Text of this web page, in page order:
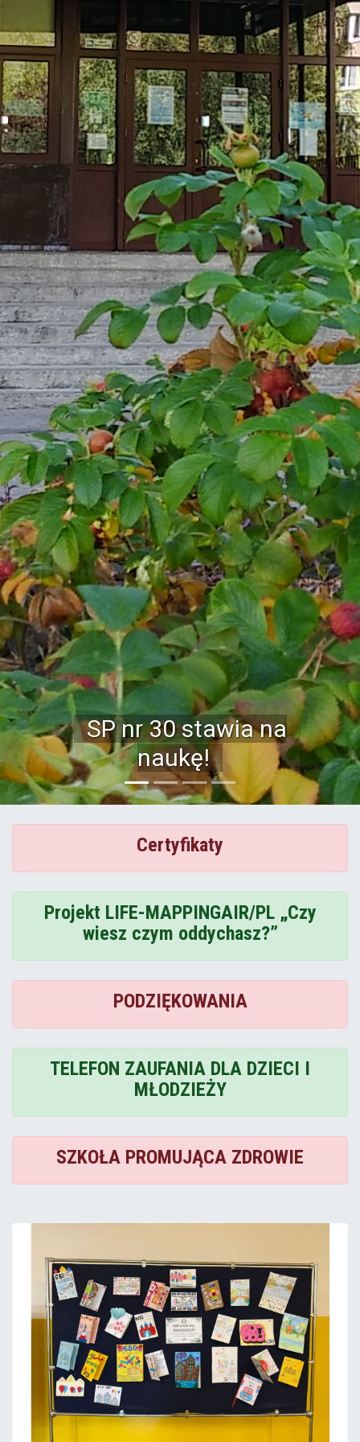
Szkoła Podstawowa
nr 30
Certyfikaty
Projekt LIFE-MAPPINGAIR/PL „Czy
wiesz czym oddychasz?”
PODZIĘKOWANIA
TELEFON ZAUFANIA DLA DZIECI I
MŁODZIEŻY
SZKOŁA PROMUJĄCA ZDROWIE